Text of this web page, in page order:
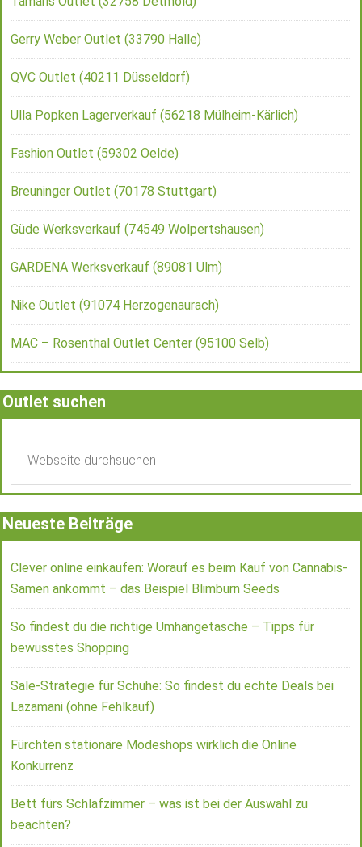
Gerry Weber Outlet (33790 Halle)
QVC Outlet (40211 Düsseldorf)
Ulla Popken Lagerverkauf (56218 Mülheim-Kärlich)
Fashion Outlet (59302 Oelde)
Breuninger Outlet (70178 Stuttgart)
Güde Werksverkauf (74549 Wolpertshausen)
GARDENA Werksverkauf (89081 Ulm)
Nike Outlet (91074 Herzogenaurach)
MAC – Rosenthal Outlet Center (95100 Selb)
Outlet suchen
Neueste Beiträge
Clever online einkaufen: Worauf es beim Kauf von Cannabis-
Samen ankommt – das Beispiel Blimburn Seeds
So findest du die richtige Umhängetasche – Tipps für
bewusstes Shopping
Sale-Strategie für Schuhe: So findest du echte Deals bei
Lazamani (ohne Fehlkauf)
Fürchten stationäre Modeshops wirklich die Online
Konkurrenz
Bett fürs Schlafzimmer – was ist bei der Auswahl zu
beachten?